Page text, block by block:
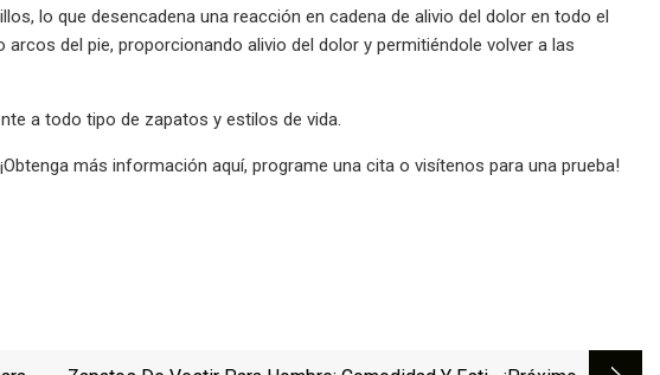
lo que desencadena una reacción en cadena de alivio del dolor en todo el
del pie, proporcionando alivio del dolor y permitiéndole volver a las
a todo tipo de zapatos y estilos de vida.
más información aquí, programe una cita o visítenos para una prueba!